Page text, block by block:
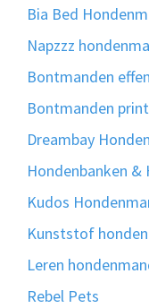
Bia Bed
Napzzz
Bontmanden effen
Bontmanden print
Dreambay
Hondenbanken &
Kudos
Kunststof
Leren
Rebel Pets